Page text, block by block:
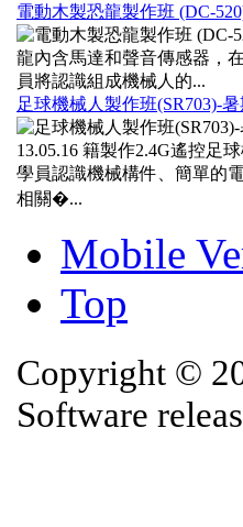
電動木製恐龍製作班 (DC-
龍內含馬達和聲音傳感器，
員將認識組成機械人的...
足球機械人製作班(SR703)-
13.05.16 籍製作2.4G遙控足
學員認識機械構件、簡單的
相關�...
Mobile
Top
Copyright ©
Software